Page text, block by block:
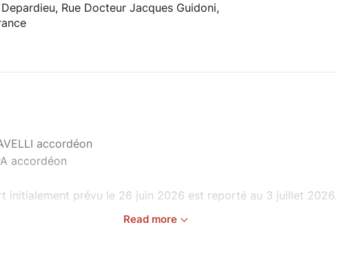
Rue Docteur Jacques Guidoni,
accordéon
accordéon
initialement prévu le 26 juin 2026 est reporté au 3 juillet 2026.
Read more